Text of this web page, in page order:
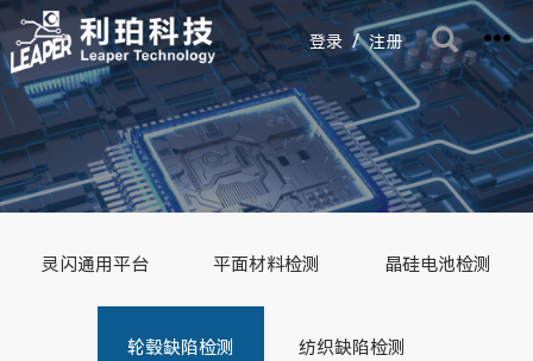
登录 / 注册
灵闪通用平台 平面材料检测 晶硅电池检测
轮毂缺陷检测 纺织缺陷检测